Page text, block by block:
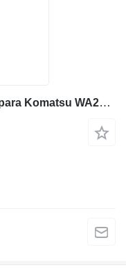
418-03-41130 enfriador de aceite para Komatsu WA200-6 excavadora